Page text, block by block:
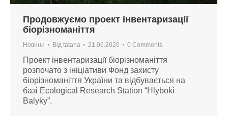
Продовжуємо проект інвентаризації
біорізноманіття
Новини Від tatana 21.06.2020 0 Comments
Проект інвентаризації біорізноманіття
розпочато з ініціативи Фонд захисту
біорізноманіття України та відбувається на
базі Ecological Research Station “Hlyboki
Balyky”.